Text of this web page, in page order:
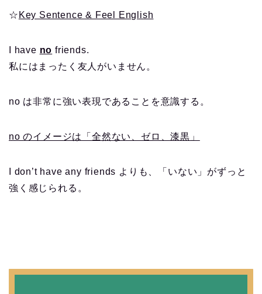
☆ Key Sentence & Feel English
I have no friends.
私にはまったく友人がいません。
no は非常に強い表現であることを意識する。
no のイメージは「全然ない、ゼロ、漆黒」
I don’t have any friends よりも、「いない」がずっと
強く感じられる。